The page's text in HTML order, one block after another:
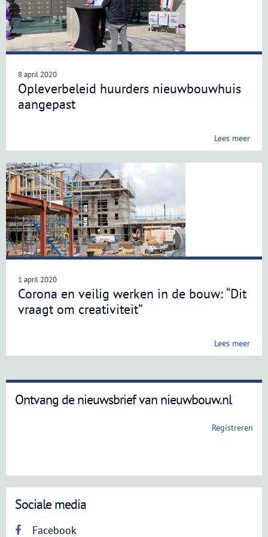
8 april 2020
Opleverbeleid huurders nieuwbouwhuis
aangepast
Lees meer
1 april 2020
Corona en veilig werken in de bouw: “Dit
vraagt om creativiteit”
Lees meer
Ontvang de nieuwsbrief van nieuwbouw.nl
Registreren
Sociale media
Facebook